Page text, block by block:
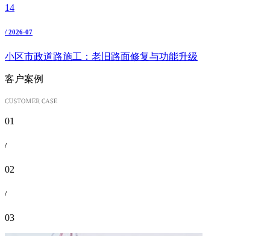
14
/ 2026-07
小区市政道路施工：老旧路面修复与功能升级
客户案例
01
/
02
/
03